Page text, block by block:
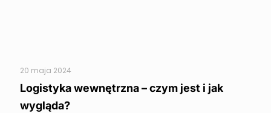
20 maja 2024
Logistyka wewnętrzna – czym jest i jak
wygląda?